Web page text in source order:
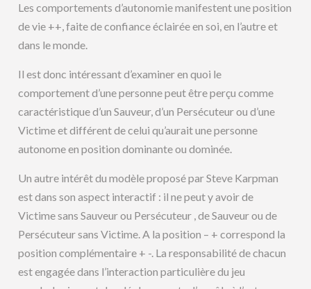
Les comportements d’autonomie manifestent une position
de vie ++, faite de confiance éclairée en soi, en l’autre et
dans le monde.
Il est donc intéressant d’examiner en quoi le
comportement d’une personne peut être perçu comme
caractéristique d’un Sauveur, d’un Persécuteur ou d’une
Victime et différent de celui qu’aurait une personne
autonome en position dominante ou dominée.
Un autre intérêt du modèle proposé par Steve Karpman
est dans son aspect interactif : il ne peut y avoir de
Victime sans Sauveur ou Persécuteur , de Sauveur ou de
Persécuteur sans Victime. A la position – + correspond la
position complémentaire + -. La responsabilité de chacun
est engagée dans l’interaction particulière du jeu